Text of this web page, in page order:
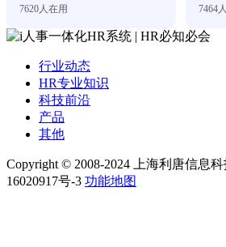
7620人在用 7464
行业动态
HR专业知识
科技前沿
产品
其他
Copyright © 2008-2024 上海利唐信息
16020917号-3 功能地图